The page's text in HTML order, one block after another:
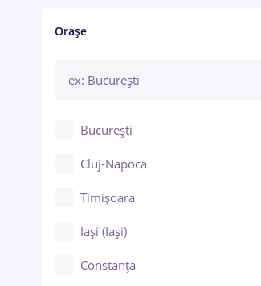
Orașe
București
Cluj-Napoca
Timișoara
Iași (Iași)
Constanța